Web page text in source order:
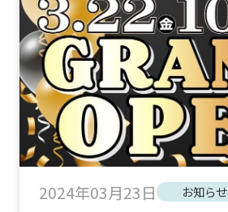
2024年03月23日 お知らせ